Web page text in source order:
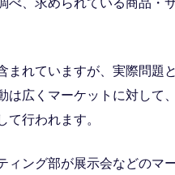
まれていますが、実際問題
は広くマーケットに対して
行われます。
ング部が展示会などのマ